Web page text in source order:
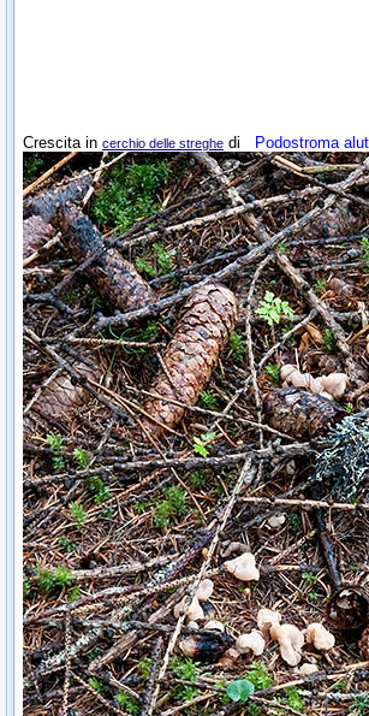
Crescita in cerchio delle streghe di Podostroma